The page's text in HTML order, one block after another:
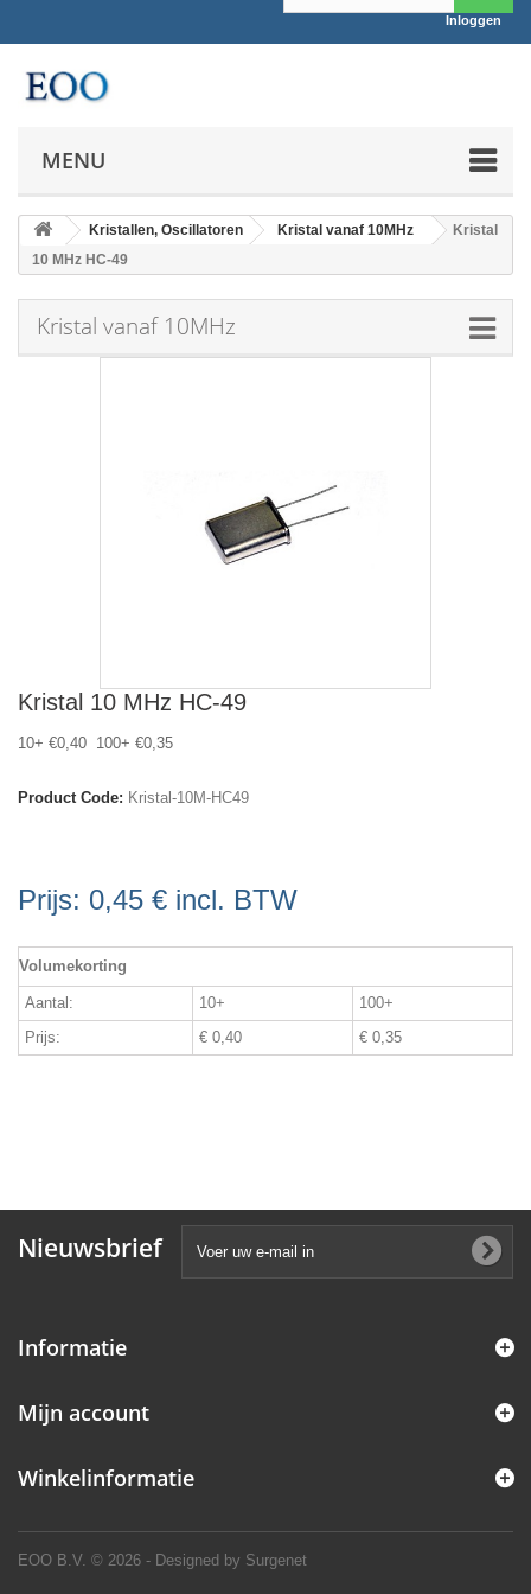
Inloggen
MENU
Kristallen, Oscillatoren Kristal vanaf 10MHz
Kristal
10 MHz HC-49
Kristal vanaf 10MHz
Kristal 10 MHz HC-49
10+ €0,40 100+ €0,35
Product Code: Kristal-10M-HC49
Prijs: 0,45 € incl. BTW
Volumekorting
Aantal: 10+
100+
Prijs:
€ 0,40 € 0,35
Nieuwsbrief
Informatie
EOO B.V. © 2026 - Designed by Surgenet
Mijn account
Winkelinformatie